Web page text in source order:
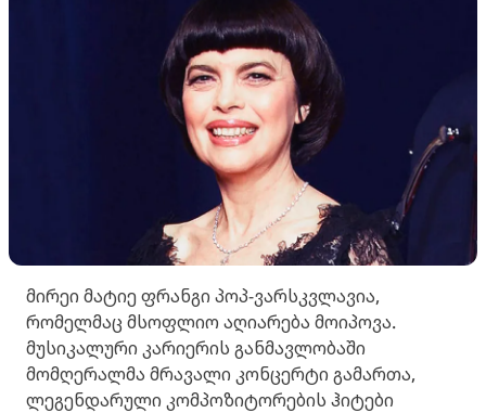
მირეი მატიე ფრანგი პოპ-ვარსკვლავია,
რომელმაც მსოფლიო აღიარება მოიპოვა.
მუსიკალური კარიერის განმავლობაში
მომღერალმა მრავალი კონცერტი გამართა,
ლეგენდარული კომპოზიტორების ჰიტები